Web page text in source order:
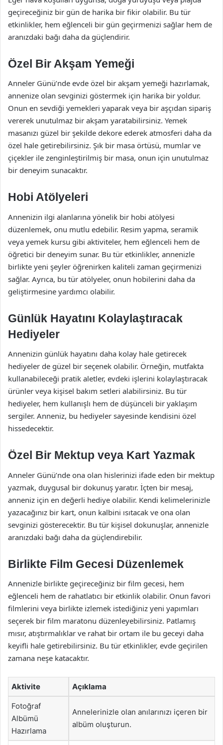
geçireceğiniz bir gün de harika bir fikir olabilir. Bu tür
etkinlikler, hem eğlenceli bir gün geçirmenizi sağlar hem de
aranızdaki bağı daha da güçlendirir.
Özel Bir Akşam Yemeği
Anneler Günü’nde evde özel bir akşam yemeği hazırlamak,
annenize olan sevginizi göstermek için harika bir yoldur.
Onun en sevdiği yemekleri yaparak veya bir aşçıdan sipariş
vererek unutulmaz bir akşam yaratabilirsiniz. Yemek
masanızı güzel bir şekilde dekore ederek atmosferi daha da
özel hale getirebilirsiniz. Şık bir masa örtüsü, mumlar ve
çiçekler ile zenginleştirilmiş bir masa, onun için unutulmaz
bir deneyim sunacaktır.
Hobi Atölyeleri
Annenizin ilgi alanlarına yönelik bir hobi atölyesi
düzenlemek, onu mutlu edebilir. Resim yapma, seramik
veya yemek kursu gibi aktiviteler, hem eğlenceli hem de
öğretici bir deneyim sunar. Bu tür etkinlikler, annenizle
birlikte yeni şeyler öğrenirken kaliteli zaman geçirmenizi
sağlar. Ayrıca, bu tür atölyeler, onun hobilerini daha da
geliştirmesine yardımcı olabilir.
Günlük Hayatını Kolaylaştıracak
Hediyeler
Annenizin günlük hayatını daha kolay hale getirecek
hediyeler de güzel bir seçenek olabilir. Örneğin, mutfakta
kullanabileceği pratik aletler, evdeki işlerini kolaylaştıracak
ürünler veya kişisel bakım setleri alabilirsiniz. Bu tür
hediyeler, hem kullanışlı hem de düşünceli bir yaklaşım
sergiler. Anneniz, bu hediyeler sayesinde kendisini özel
hissedecektir.
Özel Bir Mektup veya Kart Yazmak
Anneler Günü’nde ona olan hislerinizi ifade eden bir mektup
yazmak, duygusal bir dokunuş yaratır. İçten bir mesaj,
anneniz için en değerli hediye olabilir. Kendi kelimelerinizle
yazacağınız bir kart, onun kalbini ısıtacak ve ona olan
sevginizi gösterecektir. Bu tür kişisel dokunuşlar, annenizle
aranızdaki bağı daha da güçlendirebilir.
Birlikte Film Gecesi Düzenlemek
Annenizle birlikte geçireceğiniz bir film gecesi, hem
eğlenceli hem de rahatlatıcı bir etkinlik olabilir. Onun favori
filmlerini veya birlikte izlemek istediğiniz yeni yapımları
seçerek bir film maratonu düzenleyebilirsiniz. Patlamış
mısır, atıştırmalıklar ve rahat bir ortam ile bu geceyi daha
keyifli hale getirebilirsiniz. Bu tür etkinlikler, evde geçirilen
zamana neşe katacaktır.
Aktivite Açıklama
Fotoğraf
Albümü
Hazırlama
Annelerinizle olan anılarınızı içeren bir
albüm oluşturun.